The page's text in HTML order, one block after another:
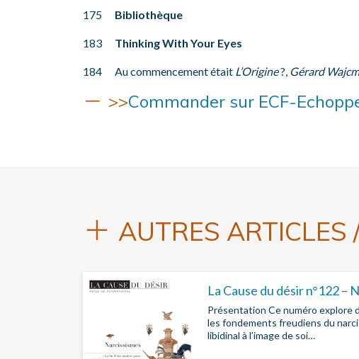
175 Bibliothèque
183 Thinking With Your Eyes
184 Au commencement était L’Origine?, Gérard
>>Commander sur ECF-
AUTRES ARTICLES
La Cause du désir n°122 –
Présentation Ce numéro explore
les fondements freudiens du
libidinal à l’image de soi…